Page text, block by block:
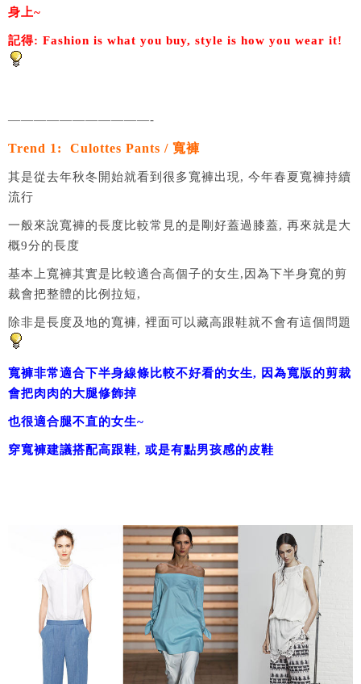
身上~
記得: Fashion is what you buy, style is how you wear it!
———————————-
Trend 1: Culottes Pants / 寬褲
其是從去年秋冬開始就看到很多寬褲出現, 今年春夏寬褲持續
流行
一般來說寬褲的長度比較常見的是剛好蓋過膝蓋, 再來就是大
概9分的長度
基本上寬褲其實是比較適合高個子的女生,因為下半身寬的剪
裁會把整體的比例拉短,
除非是長度及地的寬褲, 裡面可以藏高跟鞋就不會有這個問題
寬褲非常適合下半身線條比較不好看的女生, 因為寬版的剪裁
會把肉肉的大腿修飾掉
也很適合腿不直的女生~
穿寬褲建議搭配高跟鞋, 或是有點男孩感的皮鞋